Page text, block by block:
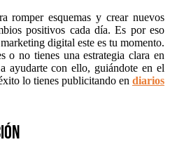
romper esquemas y crear nuevos
positivos cada día. Es por eso
digital este es tu momento.
o no tienes una estrategia clara en
ayudarte con ello, guiándote en el
lo tienes publicitando en diarios